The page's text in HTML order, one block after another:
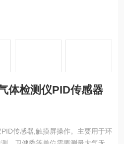
体检测仪PID传感器
传感器,触摸屏操作。主要用于环